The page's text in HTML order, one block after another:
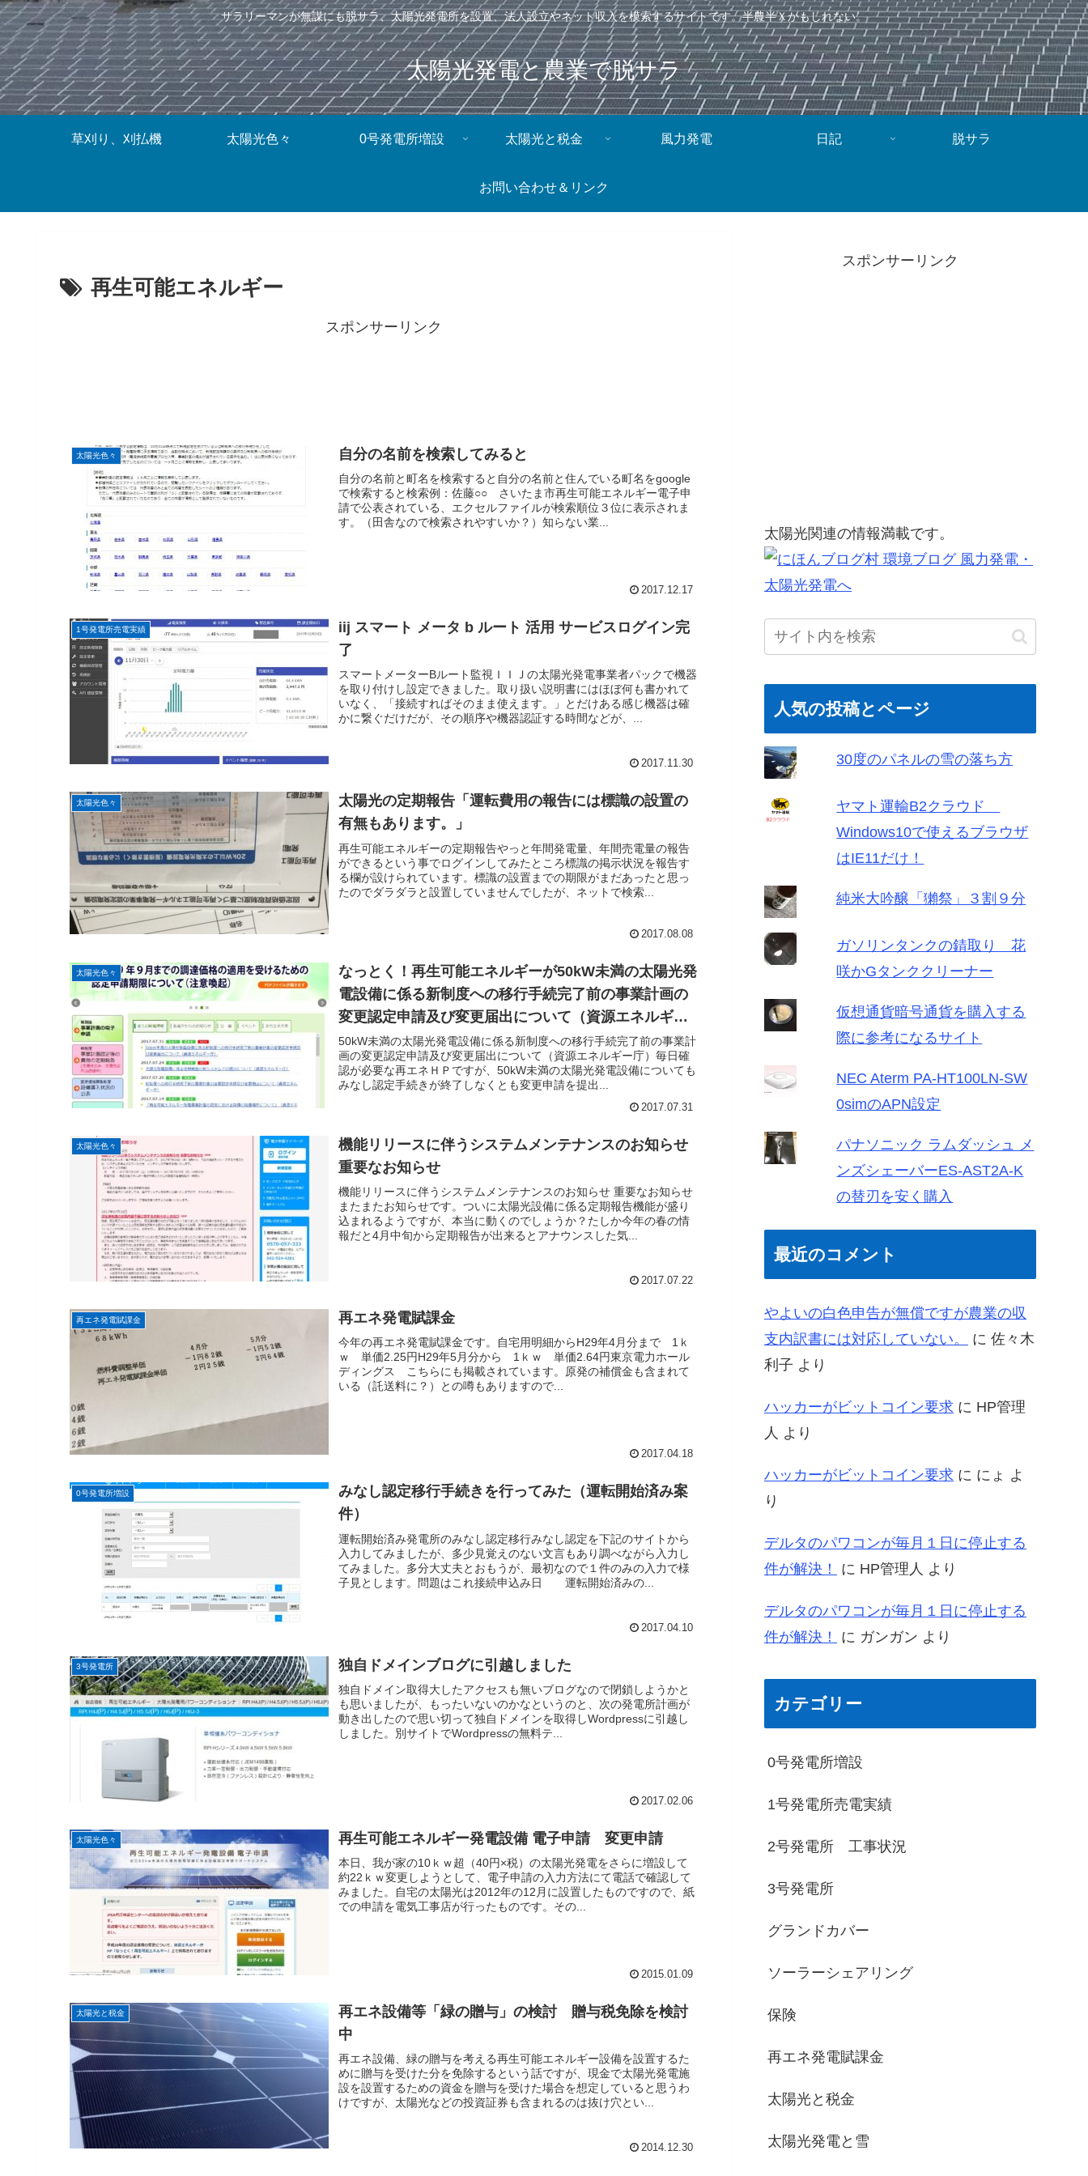
サラリーマンが無謀にも脱サラ、太陽光発電所を設置、法人設立やネット収入を模索するサイトです。半農半Ｘかもしれない。
太陽光発電と農業で脱サラ
草刈り、刈払機 太陽光色々 0号発電所増設 太陽光と税金 風力発電 日記 脱サラ
お問い合わせ＆リンク
再生可能エネルギー
スポンサーリンク
太陽光色々 自分の名前を検索してみると
自分の名前と町名を検索すると自分の名前と住んでいる町名をgoogle
で検索すると検索例：佐藤○○ さいたま市再生可能エネルギー電子申
請で公表されている、エクセルファイルが検索順位３位に表示されま
す。（田舎なので検索されやすいか？）知らない業...
2017.12.17
1号発電所売電実績
iij スマート メータ b ルート 活用 サービスログイン完
了
スマートメーターBルート監視ＩＩＪの太陽光発電事業者パックで機器
を取り付けし設定できました。取り扱い説明書にはほぼ何も書かれて
いなく、「接続すればそのまま使えます。」とだけある感じ機器は確
かに繋ぐだけだが、その順序や機器認証する時間などが、...
2017.11.30
太陽光色々
太陽光の定期報告「運転費用の報告には標識の設置の
有無もあります。」
再生可能エネルギーの定期報告やっと年間発電量、年間売電量の報告
ができるという事でログインしてみたところ標識の掲示状況を報告す
る欄が設けられています。標識の設置までの期限がまだあったと思っ
たのでダラダラと設置していませんでしたが、ネットで検索...
2017.08.08
太陽光色々
なっとく！再生可能エネルギーが50kW未満の太陽光発
電設備に係る新制度への移行手続完了前の事業計画の
変更認定申請及び変更届出について（資源エネルギー
庁）
50kW未満の太陽光発電設備に係る新制度への移行手続完了前の事業計
画の変更認定申請及び変更届出について（資源エネルギー庁）毎日確
認が必要な再エネＨＰですが、50kW未満の太陽光発電設備についても
みなし認定手続きが終了しなくとも変更申請を提出...
2017.07.31
太陽光色々
機能リリースに伴うシステムメンテナンスのお知らせ
重要なお知らせ
機能リリースに伴うシステムメンテナンスのお知らせ 重要なお知らせ
またまたお知らせです。ついに太陽光設備に係る定期報告機能が盛り
込まれるようですが、本当に動くのでしょうか？たしか今年の春の情
報だと4月中旬から定期報告が出来るとアナウンスした気...
2017.07.22
再エネ発電賦課金 再エネ発電賦課金
今年の再エネ発電賦課金です。自宅用明細からH29年4月分まで 1ｋ
ｗ 単価2.25円H29年5月分から 1ｋｗ 単価2.64円東京電力ホール
ディングス こちらにも掲載されています。原発の補償金も含まれて
いる（託送料に？）との噂もありますので...
2017.04.18
0号発電所増設
みなし認定移行手続きを行ってみた（運転開始済み案
件）
運転開始済み発電所のみなし認定移行みなし認定を下記のサイトから
入力してみましたが、多少見覚えのない文言もあり調べながら入力し
てみました。多分大丈夫とおもうが、最初なので１件のみの入力で様
子見とします。問題はこれ接続申込み日 運転開始済みの...
2017.04.10
3号発電所 独自ドメインブログに引越しました
独自ドメイン取得大したアクセスも無いブログなので閉鎖しようかと
も思いましたが、もったいないのかなというのと、次の発電所計画が
動き出したので思い切って独自ドメインを取得しWordpressに引越し
しました。別サイトでWordpressの無料テ...
2017.02.06
太陽光色々 再生可能エネルギー発電設備 電子申請 変更申請
本日、我が家の10ｋｗ超（40円×税）の太陽光発電をさらに増設して
約22ｋｗ変更しようとして、電子申請の入力方法にて電話で確認して
みました。自宅の太陽光は2012年の12月に設置したものですので、紙
での申請を電気工事店が行ったものです。その...
2015.01.09
太陽光と税金
再エネ設備等「緑の贈与」の検討 贈与税免除を検討
中
再エネ設備、緑の贈与を考える再生可能エネルギー設備を設置するた
めに贈与を受けた分を免除するという話ですが、現金で太陽光発電施
設を設置するための資金を贈与を受けた場合を想定していると思うわ
けですが、太陽光などの投資証券も含まれるのは抜け穴とい...
2014.12.30
スポンサーリンク
太陽光関連の情報満載です。
人気の投稿とページ
30度のパネルの雪の落ち方
ヤマト運輸B2クラウド
Windows10で使えるブラウザ
はIE11だけ！
純米大吟醸「獺祭」３割９分
ガソリンタンクの錆取り 花
咲かGタンククリーナー
仮想通貨暗号通貨を購入する
際に参考になるサイト
NEC Aterm PA-HT100LN-SW
0simのAPN設定
パナソニック ラムダッシュ メ
ンズシェーバーES-AST2A-K
の替刃を安く購入
最近のコメント
やよいの白色申告が無償ですが農業の収
支内訳書には対応していない。
に 佐々木
利子 より
ハッカーがビットコイン要求 に HP管理
人 より
ハッカーがビットコイン要求 に にょ よ
り
デルタのパワコンが毎月１日に停止する
件が解決！
に HP管理人 より
デルタのパワコンが毎月１日に停止する
件が解決！
に ガンガン より
カテゴリー
0号発電所増設
1号発電所売電実績
2号発電所 工事状況
3号発電所
グランドカバー
ソーラーシェアリング
保険
再エネ発電賦課金
太陽光と税金
太陽光発電と雪